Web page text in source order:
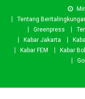
Tentang
Greenpress
Kabar Jakarta
Kabar FEM
Kabar